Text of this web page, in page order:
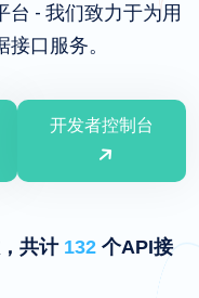
台 - 我们致力于为用
口服务。
开发者控制台
共计 132 个API接